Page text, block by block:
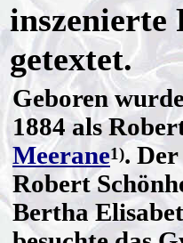
getextet.
Geboren
1884 als
Meerane1).
Robert
Bertha